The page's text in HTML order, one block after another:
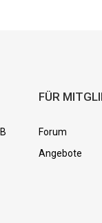
FÜR
Forum
Angebote